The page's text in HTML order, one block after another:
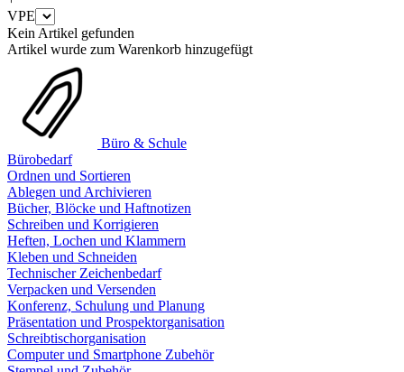
VPE
Kein Artikel gefunden
Artikel wurde zum Warenkorb hinzugefügt
Büro & Schule
Bürobedarf
Ordnen und Sortieren
Ablegen und Archivieren
Bücher, Blöcke und Haftnotizen
Schreiben und Korrigieren
Heften, Lochen und Klammern
Kleben und Schneiden
Technischer Zeichenbedarf
Verpacken und Versenden
Konferenz, Schulung und Planung
Präsentation und Prospektorganisation
Schreibtischorganisation
Computer und Smartphone Zubehör